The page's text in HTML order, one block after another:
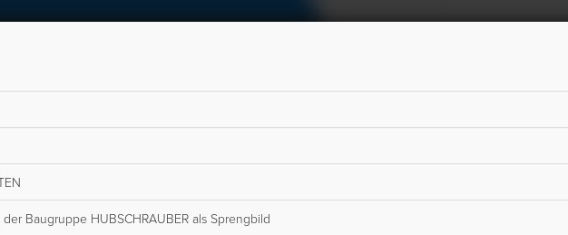
Baugruppe HUBSCHRAUBER als Sprengbild